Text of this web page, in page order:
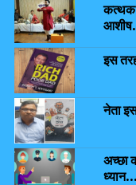
कत्थक
इस
नेता
अच्छा
ध्यान...